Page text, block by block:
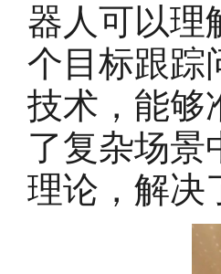
器人可以理
个目标跟踪
技术，能够
了复杂场景
理论，解决